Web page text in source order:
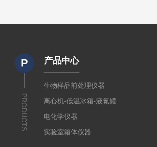
P
PRODUCTS
产品中心
生物样品前处理仪器
离心机-低温冰箱-液氮罐
电化学仪器
实验室箱体仪器